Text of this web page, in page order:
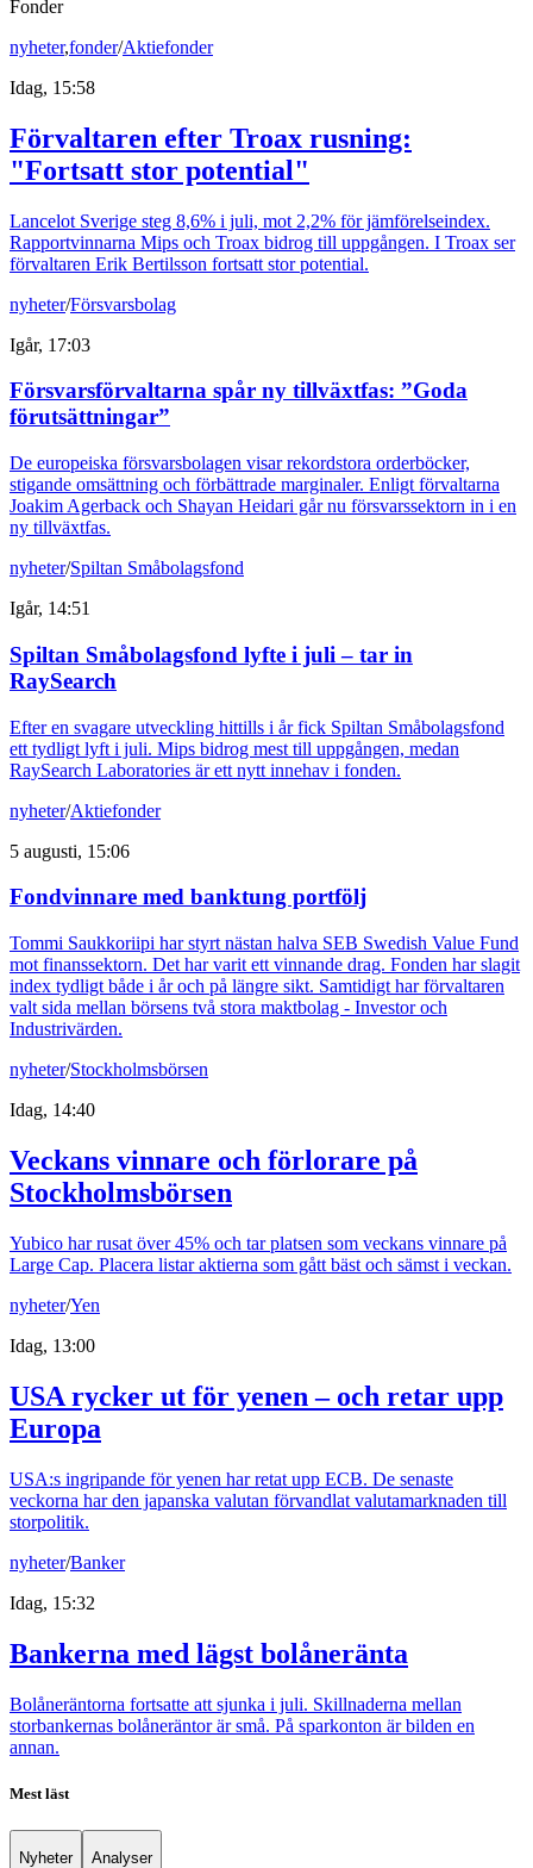
Fonder
nyheter,fonder/Aktiefonder
Idag, 15:58
Förvaltaren efter Troax rusning:
"Fortsatt stor potential"
Lancelot Sverige steg 8,6% i juli, mot 2,2% för jämförelseindex.
Rapportvinnarna Mips och Troax bidrog till uppgången. I Troax ser
förvaltaren Erik Bertilsson fortsatt stor potential.
nyheter/Försvarsbolag
Igår, 17:03
Försvarsförvaltarna spår ny tillväxtfas: ”Goda
förutsättningar”
De europeiska försvarsbolagen visar rekordstora orderböcker,
stigande omsättning och förbättrade marginaler. Enligt förvaltarna
Joakim Agerback och Shayan Heidari går nu försvarssektorn in i en
ny tillväxtfas.
nyheter/Spiltan Småbolagsfond
Igår, 14:51
Spiltan Småbolagsfond lyfte i juli – tar in
RaySearch
Efter en svagare utveckling hittills i år fick Spiltan Småbolagsfond
ett tydligt lyft i juli. Mips bidrog mest till uppgången, medan
RaySearch Laboratories är ett nytt innehav i fonden.
nyheter/Aktiefonder
5 augusti, 15:06
Fondvinnare med banktung portfölj
Tommi Saukkoriipi har styrt nästan halva SEB Swedish Value Fund
mot finanssektorn. Det har varit ett vinnande drag. Fonden har slagit
index tydligt både i år och på längre sikt. Samtidigt har förvaltaren
valt sida mellan börsens två stora maktbolag - Investor och
Industrivärden.
nyheter/Stockholmsbörsen
Idag, 14:40
Veckans vinnare och förlorare på
Stockholmsbörsen
Yubico har rusat över 45% och tar platsen som veckans vinnare på
Large Cap. Placera listar aktierna som gått bäst och sämst i veckan.
nyheter/Yen
Idag, 13:00
USA rycker ut för yenen – och retar upp
Europa
USA:s ingripande för yenen har retat upp ECB. De senaste
veckorna har den japanska valutan förvandlat valutamarknaden till
storpolitik.
nyheter/Banker
Idag, 15:32
Bankerna med lägst bolåneränta
Bolåneräntorna fortsatte att sjunka i juli. Skillnaderna mellan
storbankernas bolåneräntor är små. På sparkonton är bilden en
annan.
Mest läst
Nyheter Analyser